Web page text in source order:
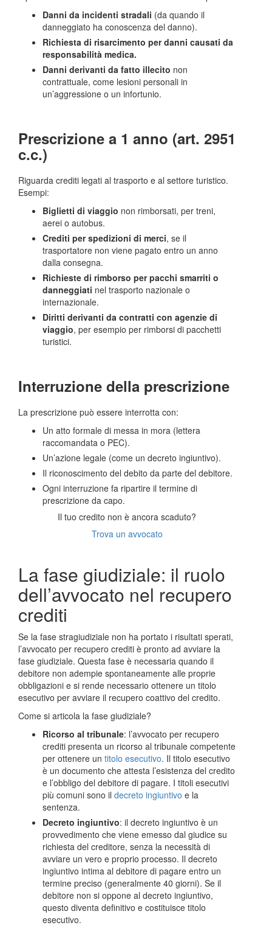
Danni da incidenti stradali (da quando il
danneggiato ha conoscenza del danno).
Richiesta di risarcimento per danni causati da
responsabilità medica.
Danni derivanti da fatto illecito non
contrattuale, come lesioni personali in
un’aggressione o un infortunio.
Prescrizione a 1 anno (art. 2951
c.c.)
Riguarda crediti legati al trasporto e al settore turistico.
Esempi:
Biglietti di viaggio non rimborsati, per treni,
aerei o autobus.
Crediti per spedizioni di merci, se il
trasportatore non viene pagato entro un anno
dalla consegna.
Richieste di rimborso per pacchi smarriti o
danneggiati nel trasporto nazionale o
internazionale.
Diritti derivanti da contratti con agenzie di
viaggio, per esempio per rimborsi di pacchetti
turistici.
Interruzione della prescrizione
La prescrizione può essere interrotta con:
Un atto formale di messa in mora (lettera
raccomandata o PEC).
Un’azione legale (come un decreto ingiuntivo).
Il riconoscimento del debito da parte del debitore.
Ogni interruzione fa ripartire il termine di
prescrizione da capo.
Il tuo credito non è ancora scaduto?
Trova un avvocato
La fase giudiziale: il ruolo
dell’avvocato nel recupero
crediti
Se la fase stragiudiziale non ha portato i risultati sperati,
l’avvocato per recupero crediti è pronto ad avviare la
fase giudiziale. Questa fase è necessaria quando il
debitore non adempie spontaneamente alle proprie
obbligazioni e si rende necessario ottenere un titolo
esecutivo per avviare il recupero coattivo del credito.
Come si articola la fase giudiziale?
Ricorso al tribunale: l’avvocato per recupero
crediti presenta un ricorso al tribunale competente
per ottenere un titolo esecutivo. Il titolo esecutivo
è un documento che attesta l’esistenza del credito
e l’obbligo del debitore di pagare. I titoli esecutivi
più comuni sono il decreto ingiuntivo e la
sentenza.
Decreto ingiuntivo: il decreto ingiuntivo è un
provvedimento che viene emesso dal giudice su
richiesta del creditore, senza la necessità di
avviare un vero e proprio processo. Il decreto
ingiuntivo intima al debitore di pagare entro un
termine preciso (generalmente 40 giorni). Se il
debitore non si oppone al decreto ingiuntivo,
questo diventa definitivo e costituisce titolo
esecutivo.